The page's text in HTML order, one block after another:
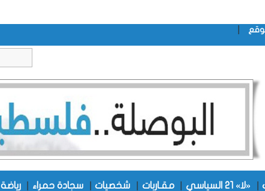
«لا» 21 السياسي مقـاربات شخصيات سجادة حمراء رياضة